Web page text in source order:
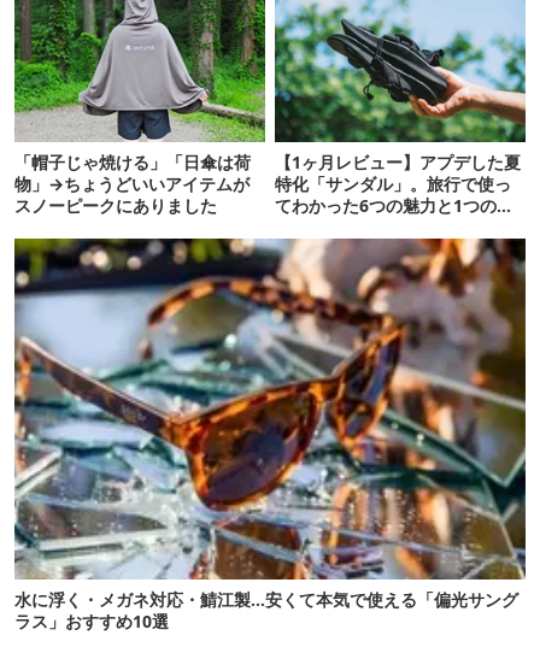
「帽子じゃ焼ける」「日傘は荷
物」→ちょうどいいアイテムが
スノーピークにありました
【1ヶ月レビュー】アプデした夏
特化「サンダル」。旅行で使っ
てわかった6つの魅力と1つの注
水に浮く・メガネ対応・鯖江製…安くて本気で使える「偏光サング
ラス」おすすめ10選